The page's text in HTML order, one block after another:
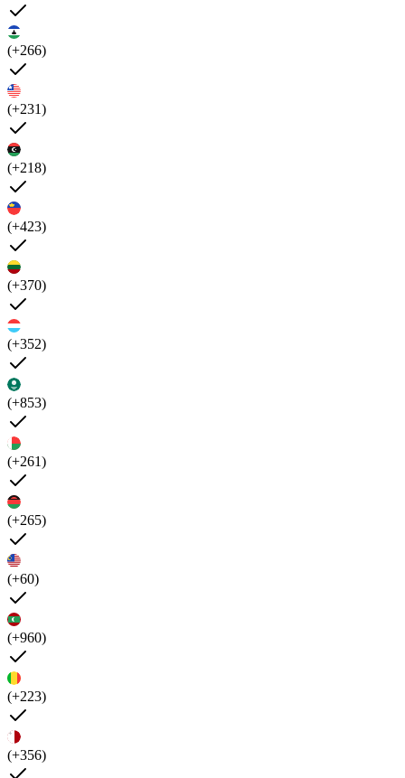
(+266)
(+231)
(+218)
(+423)
(+370)
(+352)
(+853)
(+261)
(+265)
(+60)
(+960)
(+223)
(+356)